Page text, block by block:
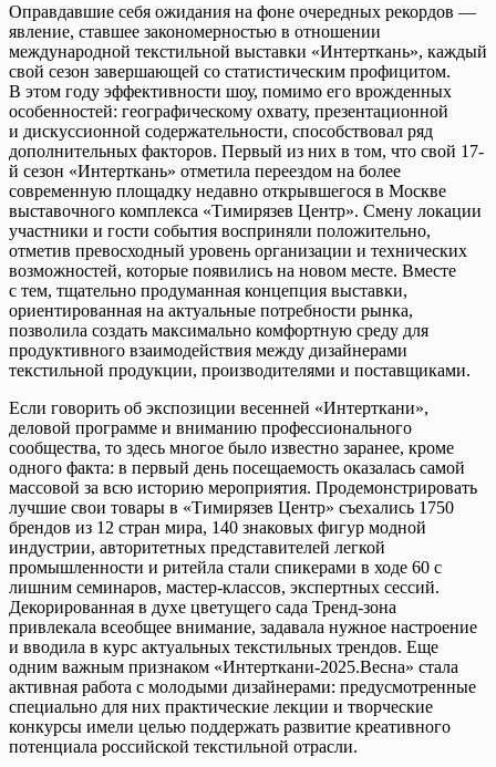
Оправдавшие себя ожидания на фоне очередных рекордов —
явление, ставшее закономерностью в отношении
международной текстильной выставки «Интерткань», каждый
свой сезон завершающей со статистическим профицитом.
В этом году эффективности шоу, помимо его врожденных
особенностей: географическому охвату, презентационной
и дискуссионной содержательности, способствовал ряд
дополнительных факторов. Первый из них в том, что свой 17-
й сезон «Интерткань» отметила переездом на более
современную площадку недавно открывшегося в Москве
выставочного комплекса «Тимирязев Центр». Смену локации
участники и гости события восприняли положительно,
отметив превосходный уровень организации и технических
возможностей, которые появились на новом месте. Вместе
с тем, тщательно продуманная концепция выставки,
ориентированная на актуальные потребности рынка,
позволила создать максимально комфортную среду для
продуктивного взаимодействия между дизайнерами
текстильной продукции, производителями и поставщиками.
Если говорить об экспозиции весенней «Интерткани»,
деловой программе и вниманию профессионального
сообщества, то здесь многое было известно заранее, кроме
одного факта: в первый день посещаемость оказалась самой
массовой за всю историю мероприятия. Продемонстрировать
лучшие свои товары в «Тимирязев Центр» съехались 1750
брендов из 12 стран мира, 140 знаковых фигур модной
индустрии, авторитетных представителей легкой
промышленности и ритейла стали спикерами в ходе 60 с
лишним семинаров, мастер-классов, экспертных сессий.
Декорированная в духе цветущего сада Тренд-зона
привлекала всеобщее внимание, задавала нужное настроение
и вводила в курс актуальных текстильных трендов. Еще
одним важным признаком «Интерткани-2025.Весна» стала
активная работа с молодыми дизайнерами: предусмотренные
специально для них практические лекции и творческие
конкурсы имели целью поддержать развитие креативного
потенциала российской текстильной отрасли.